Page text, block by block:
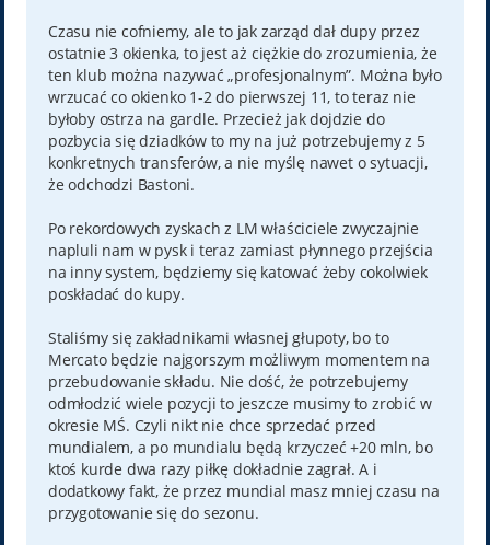
Czasu nie cofniemy, ale to jak zarząd dał dupy przez
ostatnie 3 okienka, to jest aż ciężkie do zrozumienia, że
ten klub można nazywać „profesjonalnym”. Można było
wrzucać co okienko 1-2 do pierwszej 11, to teraz nie
byłoby ostrza na gardle. Przecież jak dojdzie do
pozbycia się dziadków to my na już potrzebujemy z 5
konkretnych transferów, a nie myślę nawet o sytuacji,
że odchodzi Bastoni.
Po rekordowych zyskach z LM właściciele zwyczajnie
napluli nam w pysk i teraz zamiast płynnego przejścia
na inny system, będziemy się katować żeby cokolwiek
poskładać do kupy.
Staliśmy się zakładnikami własnej głupoty, bo to
Mercato będzie najgorszym możliwym momentem na
przebudowanie składu. Nie dość, że potrzebujemy
odmłodzić wiele pozycji to jeszcze musimy to zrobić w
okresie MŚ. Czyli nikt nie chce sprzedać przed
mundialem, a po mundialu będą krzyczeć +20 mln, bo
ktoś kurde dwa razy piłkę dokładnie zagrał. A i
dodatkowy fakt, że przez mundial masz mniej czasu na
przygotowanie się do sezonu.